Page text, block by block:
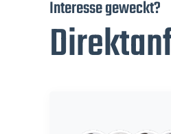
Interesse geweckt?